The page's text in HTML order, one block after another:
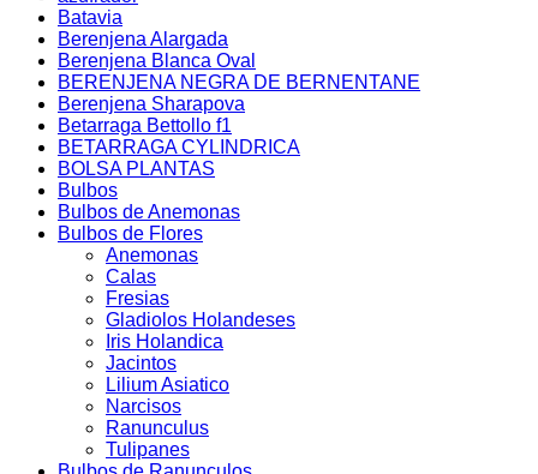
Batavia
Berenjena Alargada
Berenjena Blanca Oval
BERENJENA NEGRA DE BERNENTANE
Berenjena Sharapova
Betarraga Bettollo f1
BETARRAGA CYLINDRICA
BOLSA PLANTAS
Bulbos
Bulbos de Anemonas
Bulbos de Flores
Anemonas
Calas
Fresias
Gladiolos Holandeses
Iris Holandica
Jacintos
Lilium Asiatico
Narcisos
Ranunculus
Tulipanes